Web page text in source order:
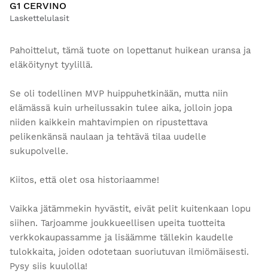
G1 CERVINO
Laskettelulasit
Pahoittelut, tämä tuote on lopettanut huikean uransa ja
eläköitynyt tyylillä.
Se oli todellinen MVP huippuhetkinään, mutta niin
elämässä kuin urheilussakin tulee aika, jolloin jopa
niiden kaikkein mahtavimpien on ripustettava
pelikenkänsä naulaan ja tehtävä tilaa uudelle
sukupolvelle.
Kiitos, että olet osa historiaamme!
Vaikka jätämmekin hyvästit, eivät pelit kuitenkaan lopu
siihen. Tarjoamme joukkueellisen upeita tuotteita
verkkokaupassamme ja lisäämme tällekin kaudelle
tulokkaita, joiden odotetaan suoriutuvan ilmiömäisesti.
Pysy siis kuulolla!